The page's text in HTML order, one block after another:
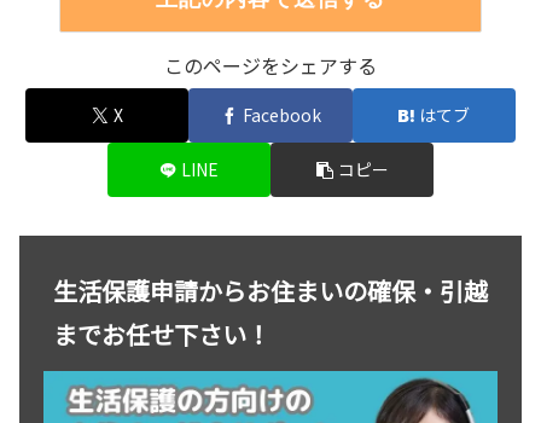
このページをシェアする
X Facebook はてブ
LINE コピー
生活保護申請からお住まいの確保・引越
までお任せ下さい！